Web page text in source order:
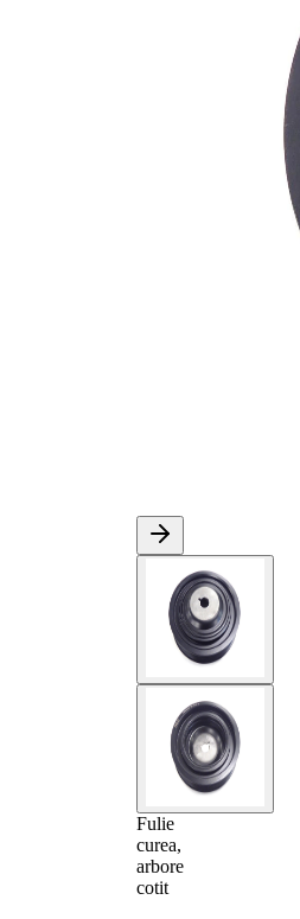
Fulie
curea,
arbore
cotit